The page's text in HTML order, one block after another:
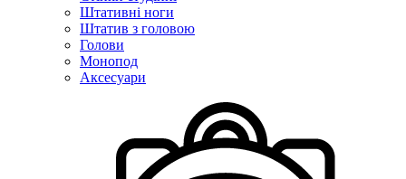
Штативні ноги
Штатив з головою
Голови
Монопод
Аксесуари